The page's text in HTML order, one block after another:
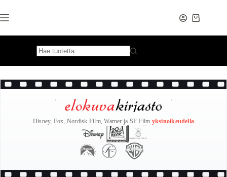
to
content
Disney, Fox, Nordisk Film, Warner ja SF Film yksinoikeudella